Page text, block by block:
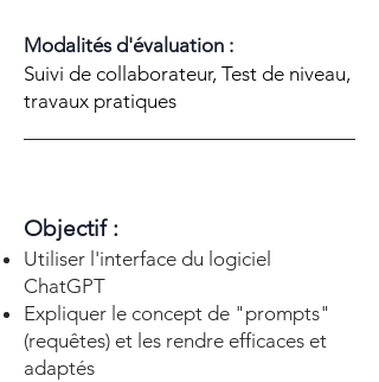
Modalités d'évaluation :
Suivi de collaborateur, Test de niveau,
travaux pratiques
Objectif :
Utiliser l'interface du logiciel
ChatGPT
Expliquer le concept de "prompts"
(requêtes) et les rendre efficaces et
adaptés